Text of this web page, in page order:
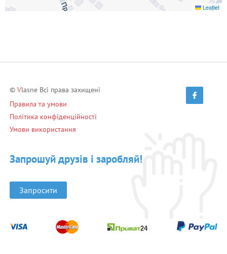
Leaflet
© Vlasne Всі права захищені
Правила та умови
Політика конфіденційності
Умови використання
Запрошуй друзів і заробляй!
Запросити